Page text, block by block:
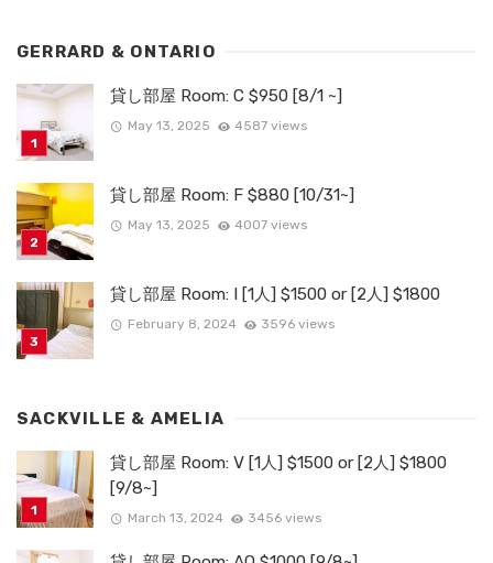
GERRARD & ONTARIO
貸し部屋 Room: C $950 [8/1 ~]
May 13, 2025 4587 views
貸し部屋 Room: F $880 [10/31~]
May 13, 2025 4007 views
貸し部屋 Room: I [1人] $1500 or [2人] $1800
February 8, 2024 3596 views
SACKVILLE & AMELIA
貸し部屋 Room: V [1人] $1500 or [2人] $1800
[9/8~]
March 13, 2024 3456 views